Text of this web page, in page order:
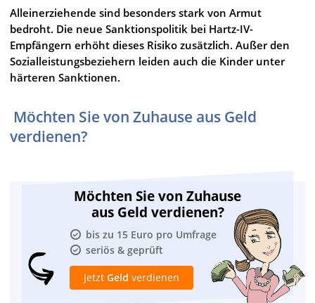
Alleinerziehende sind besonders stark von Armut
bedroht. Die neue Sanktionspolitik bei Hartz-IV-
Empfängern erhöht dieses Risiko zusätzlich. Außer den
Sozialleistungsbeziehern leiden auch die Kinder unter
härteren Sanktionen.
Möchten Sie von Zuhause aus Geld
verdienen?
Möchten Sie von Zuhause
aus Geld verdienen?
bis zu 15 Euro pro Umfrage
seriös & geprüft
Jetzt Geld verdienen